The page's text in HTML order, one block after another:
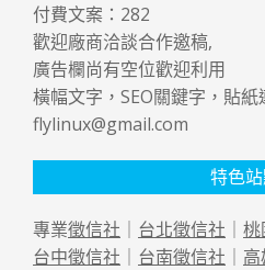
付費文案： 282
歡迎廠商洽談合作邀稿,
廣告欄尚有空位歡迎利用
橫幅文字，SEO關鍵字，貼紙
flylinux@gmail.com
特色
專業徵信社 ｜ 台北徵信社 ｜ 桃
台中徵信社 ｜ 台南徵信社 ｜